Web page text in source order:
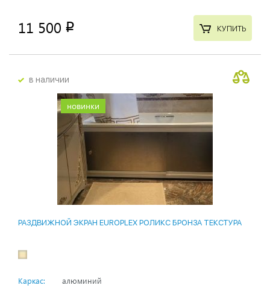
11 500 p КУПИТЬ
в наличии
новинки
РАЗДВИЖНОЙ ЭКРАН EUROPLEX РОЛИКС БРОНЗА ТЕКСТУРА
Каркас: алюминий